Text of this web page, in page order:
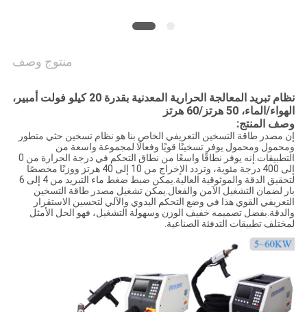
منتوج وصف
نظام تبريد المعالجة الحرارية المعدنية بقدرة 20 كيلو فولت أمبير،
الهواء/الماء، 50 هرتز/60 هرتز
وصف المنتج:
إن مصدر طاقة التسخين التعريفي الخاص بنا هو نظام تسخين حثي متطور
ومحمول ومحمول يوفر تسخينًا قويًا وفعالًا لمجموعة واسعة من
التطبيقات.إنه يوفر نطاقًا واسعًا من نطاق التحكم في درجة الحرارة من 0
إلى 400 درجة مئوية، وتردد الإخراج من 10 إلى 40 هرتز ووزنًا مخصصًا
لتحقيق الدقة والموثوقية العالية.يمكن ضبط ضغط ماء التبريد من 4 إلى 6
بار لضمان التشغيل الآمن والفعال.يمكن تشغيل مصدر طاقة التسخين
التعريفي القوي هذا في وضع التحكم اليدوي والآلي لتحسين الاستقرار
والدقة.بفضل تصميمه خفيف الوزن وسهولة التشغيل، فهو الحل الأمثل
لمختلف تطبيقات التدفئة الصناعية.